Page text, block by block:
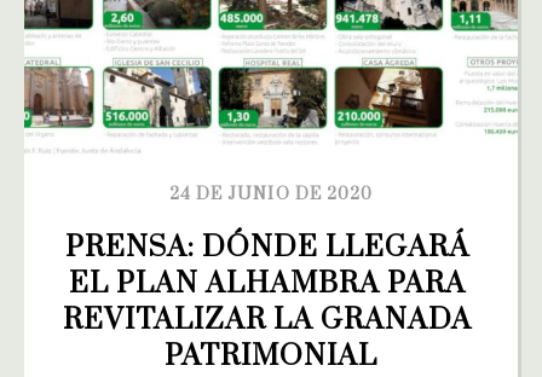
24 DE JUNIO DE 2020
PRENSA: DÓNDE LLEGARÁ
EL PLAN ALHAMBRA PARA
REVITALIZAR LA GRANADA
PATRIMONIAL